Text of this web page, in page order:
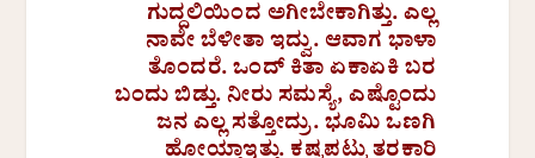
ಗುದ್ದಲಿಯಿಂದ ಅಗೀಬೇಕಾಗಿತ್ತು. ಎಲ್ಲ
ನಾವೇ ಬೆಳೀತಾ ಇದ್ವು. ಆವಾಗ ಭಾಳಾ
ತೊಂದರೆ. ಒಂದ್ ಕಿತಾ ಏಕಾಏಕಿ ಬರ
ಬಂದು ಬಿಡ್ತು. ನೀರು ಸಮಸ್ಯೆ, ಎಷ್ಟೊಂದು
ಜನ ಎಲ್ಲ ಸತ್ತೋದ್ರು. ಭೂಮಿ ಒಣಗಿ